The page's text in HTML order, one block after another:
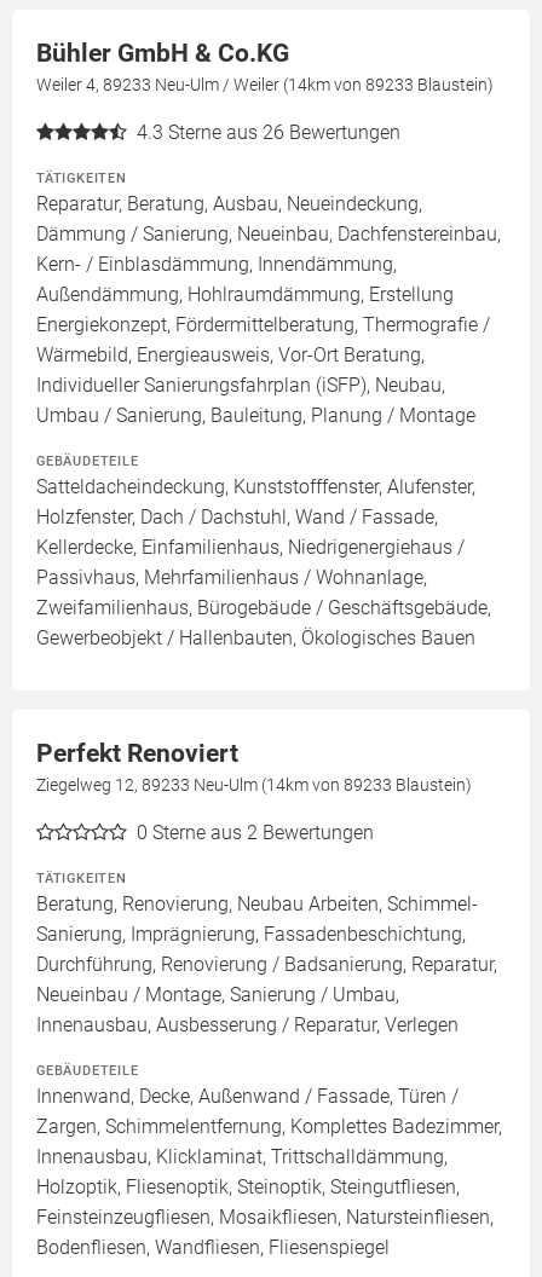
Bühler GmbH & Co.KG
Weiler 4, 89233 Neu-Ulm / Weiler (14km von 89233 Blaustein)
4.3 Sterne aus 26 Bewertungen
TÄTIGKEITEN
Reparatur, Beratung, Ausbau, Neueindeckung,
Dämmung / Sanierung, Neueinbau, Dachfenstereinbau,
Kern- / Einblasdämmung, Innendämmung,
Außendämmung, Hohlraumdämmung, Erstellung
Energiekonzept, Fördermittelberatung, Thermografie /
Wärmebild, Energieausweis, Vor-Ort Beratung,
Individueller Sanierungsfahrplan (iSFP), Neubau,
Umbau / Sanierung, Bauleitung, Planung / Montage
GEBÄUDETEILE
Satteldacheindeckung, Kunststofffenster, Alufenster,
Holzfenster, Dach / Dachstuhl, Wand / Fassade,
Kellerdecke, Einfamilienhaus, Niedrigenergiehaus /
Passivhaus, Mehrfamilienhaus / Wohnanlage,
Zweifamilienhaus, Bürogebäude / Geschäftsgebäude,
Gewerbeobjekt / Hallenbauten, Ökologisches Bauen
Perfekt Renoviert
Ziegelweg 12, 89233 Neu-Ulm (14km von 89233 Blaustein)
0 Sterne aus 2 Bewertungen
TÄTIGKEITEN
Beratung, Renovierung, Neubau Arbeiten, Schimmel-
Sanierung, Imprägnierung, Fassadenbeschichtung,
Durchführung, Renovierung / Badsanierung, Reparatur,
Neueinbau / Montage, Sanierung / Umbau,
Innenausbau, Ausbesserung / Reparatur, Verlegen
GEBÄUDETEILE
Innenwand, Decke, Außenwand / Fassade, Türen /
Zargen, Schimmelentfernung, Komplettes Badezimmer,
Innenausbau, Klicklaminat, Trittschalldämmung,
Holzoptik, Fliesenoptik, Steinoptik, Steingutfliesen,
Feinsteinzeugfliesen, Mosaikfliesen, Natursteinfliesen,
Bodenfliesen, Wandfliesen, Fliesenspiegel